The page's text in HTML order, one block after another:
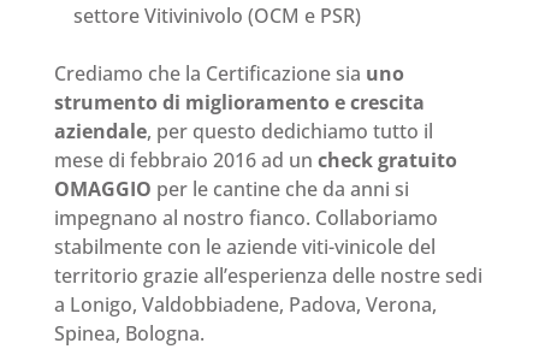
settore Vitivinivolo (OCM e PSR)
Crediamo che la Certificazione sia uno
strumento di miglioramento e crescita
aziendale, per questo dedichiamo tutto il
mese di febbraio 2016 ad un check gratuito
OMAGGIO per le cantine che da anni si
impegnano al nostro fianco. Collaboriamo
stabilmente con le aziende viti-vinicole del
territorio grazie all’esperienza delle nostre sedi
a Lonigo, Valdobbiadene, Padova, Verona,
Spinea, Bologna.